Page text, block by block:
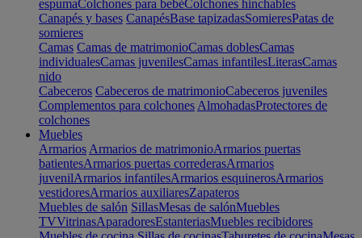
espumaColchones para bebéColchones hinchables
Canapés y bases CanapésBase tapizadasSomieresPatas de
somieres
Camas Camas de matrimonioCamas doblesCamas
individualesCamas juvenilesCamas infantilesLiterasCamas
nido
Cabeceros Cabeceros de matrimonioCabeceros juveniles
Complementos para colchones AlmohadasProtectores de
colchones
Muebles
Armarios Armarios de matrimonioArmarios puertas
batientesArmarios puertas correderasArmarios
juvenilArmarios infantilesArmarios esquinerosArmarios
vestidoresArmarios auxiliaresZapateros
Muebles de salón SillasMesas de salónMuebles
TVVitrinasAparadoresEstanteriasMuebles recibidores